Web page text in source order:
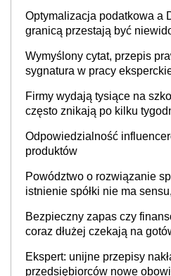
Optymalizacja podatkowa a
granicą przestają być
Wymyślony cytat, przepis
sygnatura w pracy
Firmy wydają tysiące na
często znikają po kilku
Odpowiedzialność
produktów
Powództwo o rozwiązanie
istnienie spółki nie ma
Bezpieczny zapas czy
coraz dłużej czekają na
Ekspert: unijne przepisy
przedsiębiorców nowe